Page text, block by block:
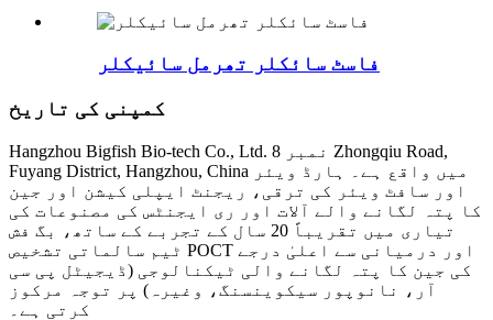
فاسٹ سائکلر تھرمل سائیکلر
کمپنی کی تاریخ
Hangzhou Bigfish Bio-tech Co., Ltd. نمبر 8 Zhongqiu Road,
Fuyang District, Hangzhou, China میں واقع ہے۔ ہارڈ ویئر
اور سافٹ ویئر کی ترقی، ریجنٹ ایپلی کیشن اور جین
کا پتہ لگانے والے آلات اور ری ایجنٹس کی مصنوعات کی
تیاری میں تقریباً 20 سال کے تجربے کے ساتھ، بگ فش
ٹیم سالماتی تشخیص POCT اور درمیانی سے اعلیٰ درجے
کی جین کا پتہ لگانے والی ٹیکنالوجی (ڈیجیٹل پی سی
آر، نانوپور سیکوینسنگ، وغیرہ) پر توجہ مرکوز
کرتی ہے۔